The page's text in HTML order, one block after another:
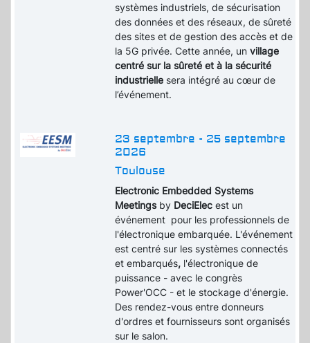
systèmes industriels, de sécurisation
des données et des réseaux, de sûreté
des sites et de gestion des accès et de
la 5G privée. Cette année, unvillage
centré sur la sûreté et à la sécurité
industrielle sera intégré au cœur de
l’événement.
23 septembre - 25 septembre
2026
Toulouse
Electronic Embedded Systems
Meetingsby DeciElecest un
événement pour les professionnels de
l'électronique embarquée. L'événement
est centré sur les systèmes connectés
et embarqués, l'électronique de
puissance - avec le congrès
Power'OCC - et le stockage d'énergie.
Des rendez-vous entre donneurs
d'ordres et fournisseurs sont organisés
sur le salon.